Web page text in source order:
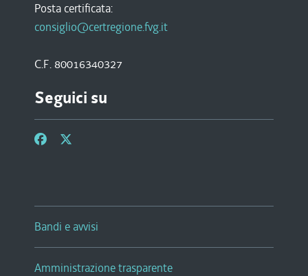
Posta certificata:
consiglio@certregione.fvg.it
C.F. 80016340327
Seguici su
Bandi e avvisi
Amministrazione trasparente